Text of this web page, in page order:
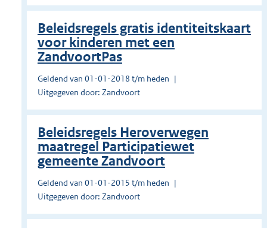
Beleidsregels gratis identiteitskaart
voor kinderen met een
ZandvoortPas
Geldend van 01-01-2018 t/m heden
Uitgegeven door: Zandvoort
Beleidsregels Heroverwegen
maatregel Participatiewet
gemeente Zandvoort
Geldend van 01-01-2015 t/m heden
Uitgegeven door: Zandvoort